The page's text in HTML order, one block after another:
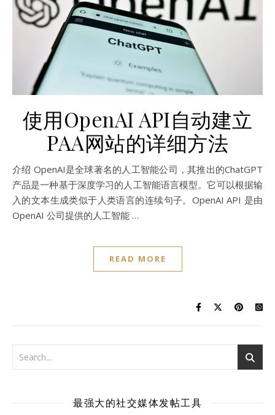
使用OpenAI API自动建立
PAA网站的详细方法
介绍 OpenAI是全球著名的人工智能公司，其推出的ChatGPT
产品是一种基于深度学习的人工智能语言模型。它可以根据输
入的文本生成类似于人类语言的连续句子。OpenAI API 是由
OpenAI 公司提供的人工智能 …
READ MORE
最强大的社交媒体发帖工具